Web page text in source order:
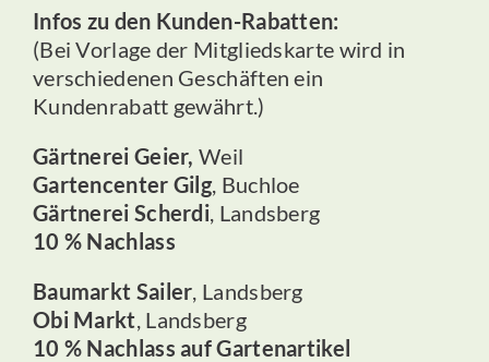
Infos zu den Kunden-Rabatten:
(Bei Vorlage der Mitgliedskarte wird in
verschiedenen Geschäften ein
Kundenrabatt gewährt.)
Gärtnerei Geier, Weil
Gartencenter Gilg, Buchloe
Gärtnerei Scherdi , Landsberg
10 % Nachlass
Baumarkt Sailer , Landsberg
Obi Markt , Landsberg
10 % Nachlass auf Gartenartikel